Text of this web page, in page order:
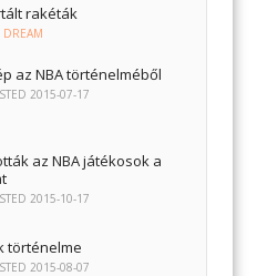
rakéták
DREAM
az NBA történelméből
2015-07-17
az NBA játékosok a
2015-10-17
történelme
2015-08-07